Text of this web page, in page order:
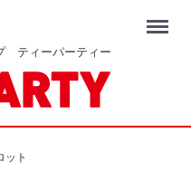
ティーパーティー
Menu
ット